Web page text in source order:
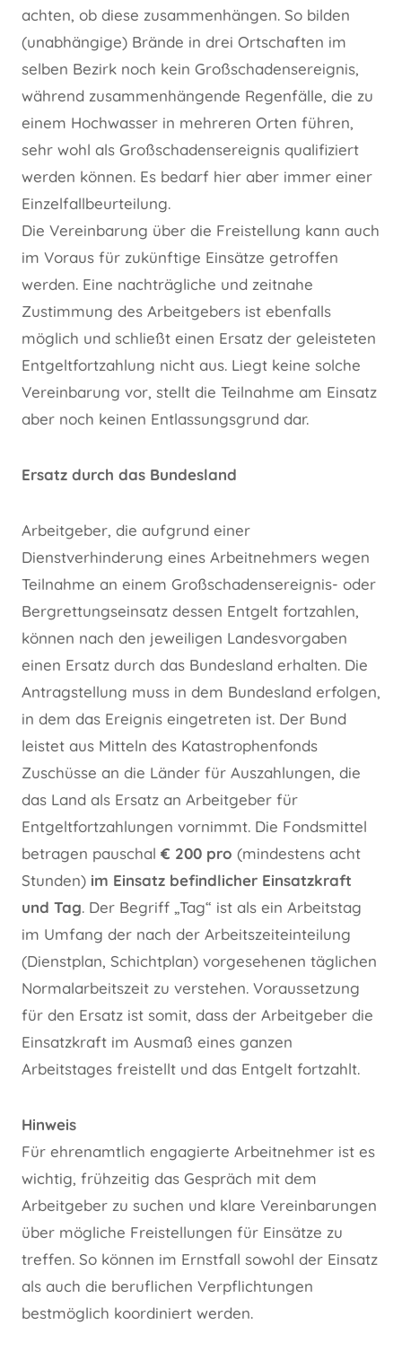
achten, ob diese zusammenhängen. So bilden
(unabhängige) Brände in drei Ortschaften im
selben Bezirk noch kein Großschadensereignis,
während zusammenhängende Regenfälle, die zu
einem Hochwasser in mehreren Orten führen,
sehr wohl als Großschadensereignis qualifiziert
werden können. Es bedarf hier aber immer einer
Einzelfallbeurteilung.
Die Vereinbarung über die Freistellung kann auch
im Voraus für zukünftige Einsätze getroffen
werden. Eine nachträgliche und zeitnahe
Zustimmung des Arbeitgebers ist ebenfalls
möglich und schließt einen Ersatz der geleisteten
Entgeltfortzahlung nicht aus. Liegt keine solche
Vereinbarung vor, stellt die Teilnahme am Einsatz
aber noch keinen Entlassungsgrund dar.
Ersatz durch das Bundesland
Arbeitgeber, die aufgrund einer
Dienstverhinderung eines Arbeitnehmers wegen
Teilnahme an einem Großschadensereignis- oder
Bergrettungseinsatz dessen Entgelt fortzahlen,
können nach den jeweiligen Landesvorgaben
einen Ersatz durch das Bundesland erhalten. Die
Antragstellung muss in dem Bundesland erfolgen,
in dem das Ereignis eingetreten ist. Der Bund
leistet aus Mitteln des Katastrophenfonds
Zuschüsse an die Länder für Auszahlungen, die
das Land als Ersatz an Arbeitgeber für
Entgeltfortzahlungen vornimmt. Die Fondsmittel
betragen pauschal € 200 pro (mindestens acht
Stunden) im Einsatz befindlicher Einsatzkraft
und Tag. Der Begriff „Tag“ ist als ein Arbeitstag
im Umfang der nach der Arbeitszeiteinteilung
(Dienstplan, Schichtplan) vorgesehenen täglichen
Normalarbeitszeit zu verstehen. Voraussetzung
für den Ersatz ist somit, dass der Arbeitgeber die
Einsatzkraft im Ausmaß eines ganzen
Arbeitstages freistellt und das Entgelt fortzahlt.
Hinweis
Für ehrenamtlich engagierte Arbeitnehmer ist es
wichtig, frühzeitig das Gespräch mit dem
Arbeitgeber zu suchen und klare Vereinbarungen
über mögliche Freistellungen für Einsätze zu
treffen. So können im Ernstfall sowohl der Einsatz
als auch die beruflichen Verpflichtungen
bestmöglich koordiniert werden.